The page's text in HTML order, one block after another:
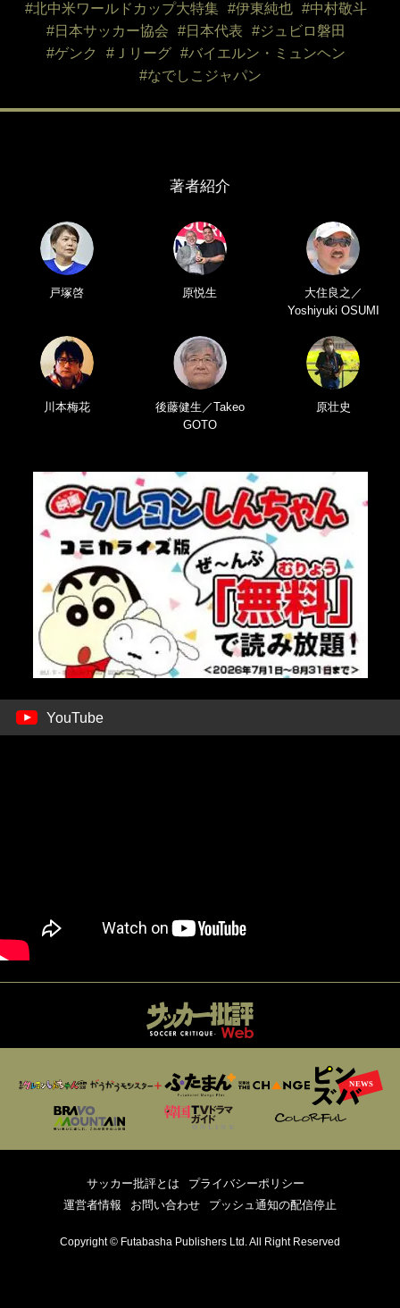
#北中米ワールドカップ大特集 #伊東純也
#中村敬斗
#日本サッカー協会
#日本代表
#ジュビロ磐田
#ゲンク
#Ｊリーグ
#バイエルン・ミュンヘン
#なでしこジャパン
著者紹介
戸塚啓 原悦生
大住良之／
Yoshiyuki OSUMI
川本梅花
後藤健生／Takeo
GOTO
原壮史
YouTube
サッカー批評とは
プライバシーポリシー
運営者情報
お問い合わせ プッシュ通知の配信停止
Copyright © Futabasha Publishers Ltd. All Right Reserved